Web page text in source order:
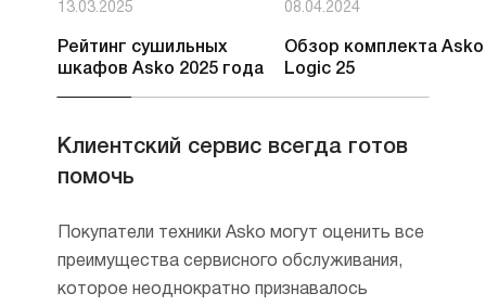
13.03.2025
Рейтинг сушильных
шкафов Asko 2025 года
08.04.2024
Обзор комплекта Asko
Logic 25
Клиентский сервис всегда готов
помочь
Покупатели техники Asko могут оценить все
преимущества сервисного обслуживания,
которое неоднократно признавалось